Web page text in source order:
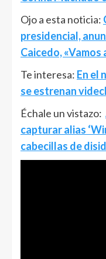
Ojo a esta noticia:
presidencial,
Caicedo,
Te interesa: En el
se estrenan
Échale un vistazo:
capturar alias
cabecillas de